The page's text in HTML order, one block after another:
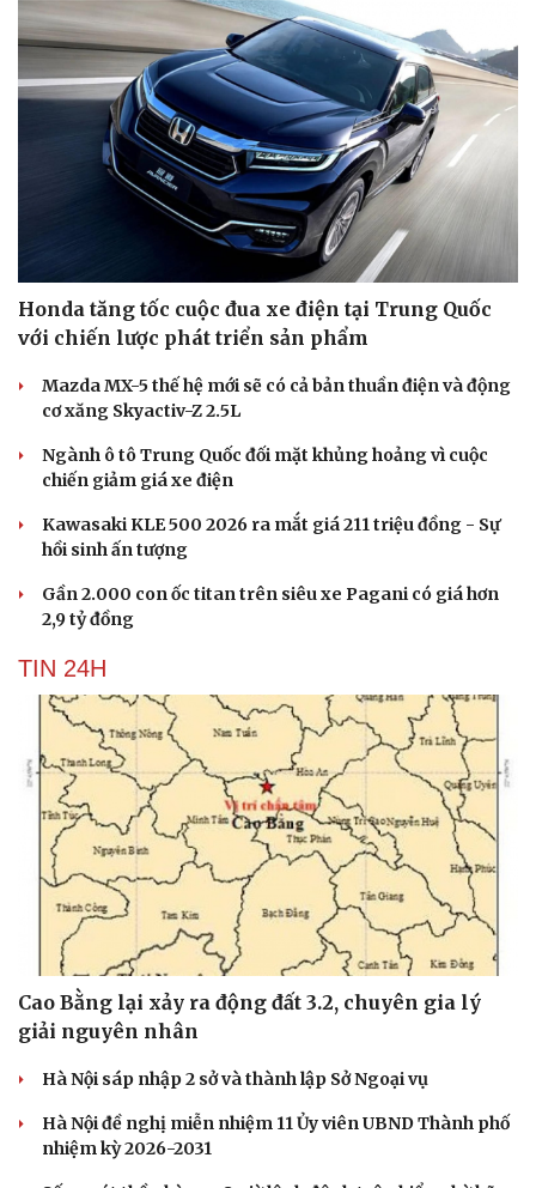
Honda tăng tốc cuộc đua xe điện tại Trung Quốc
với chiến lược phát triển sản phẩm
Mazda MX-5 thế hệ mới sẽ có cả bản thuần điện và động
cơ xăng Skyactiv-Z 2.5L
Ngành ô tô Trung Quốc đối mặt khủng hoảng vì cuộc
chiến giảm giá xe điện
Kawasaki KLE 500 2026 ra mắt giá 211 triệu đồng - Sự
hồi sinh ấn tượng
Gần 2.000 con ốc titan trên siêu xe Pagani có giá hơn
2,9 tỷ đồng
TIN 24H
Cao Bằng lại xảy ra động đất 3.2, chuyên gia lý
giải nguyên nhân
Hà Nội sáp nhập 2 sở và thành lập Sở Ngoại vụ
Hà Nội đề nghị miễn nhiệm 11 Ủy viên UBND Thành phố
nhiệm kỳ 2026-2031